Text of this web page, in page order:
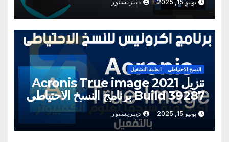
يونيو 15, 2025 ديبريستور
النسخ الاحتياطى انظمة التشغيل
تنزيل Acronis True image 2021
Build 39287 برنامج النسخ الاحتياطي
والاستعادة
يونيو 15, 2025 ديبريستور